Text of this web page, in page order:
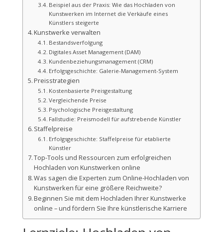
Beispiel aus der Praxis: Wie das Hochladen von
Kunstwerken im Internet die Verkäufe eines
Künstlers steigerte
Kunstwerke verwalten
Bestandsverfolgung
Digitales Asset Management (DAM)
Kundenbeziehungsmanagement (CRM)
Erfolgsgeschichte: Galerie-Management-System
Preisstrategien
Kostenbasierte Preisgestaltung
Vergleichende Preise
Psychologische Preisgestaltung
Fallstudie: Preismodell für aufstrebende Künstler
Staffelpreise
Erfolgsgeschichte: Staffelpreise für etablierte
Künstler
Top-Tools und Ressourcen zum erfolgreichen
Hochladen von Kunstwerken online
Was sagen die Experten zum Online-Hochladen von
Kunstwerken für eine größere Reichweite?
Beginnen Sie mit dem Hochladen Ihrer Kunstwerke
online – und fördern Sie Ihre künstlerische Karriere